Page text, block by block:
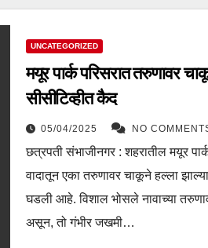
UNCATEGORIZED
मयूर पार्क परिसरात तरुणावर
सीसीटिव्हीत कैद
05/04/2025 NO
छत्रपती संभाजीनगर : शहरातील मयूर
वादातून एका तरुणावर चाकूने हल्ला
घडली आहे. विशाल भोसले नावाच्या
असून, तो गंभीर जखमी…